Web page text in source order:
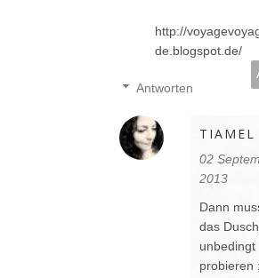
http://
de.blogspot.de/
Antworten
TIAMEL
02
2013
Dann
das
unbedingt
probieren